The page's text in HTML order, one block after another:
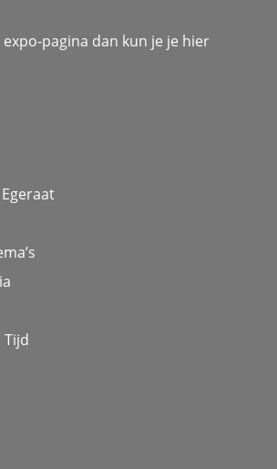
pagina dan kun je je hier
Tijd